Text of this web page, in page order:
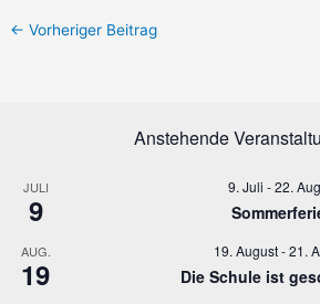
← Vorheriger Beitrag
Anstehende
JULI
9
9. Juli -22.
AUG.
19
19. August-21.
Die Schule ist